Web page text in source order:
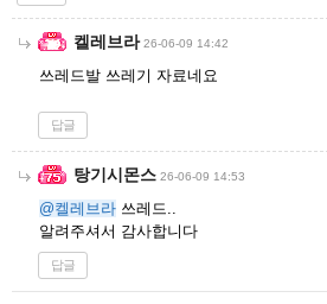
켈레브라 26-06-09 14:42
쓰레드발 쓰레기 자료네요
답글
탕기시몬스 26-06-09 14:53
@켈레브라 쓰레드..
알려주셔서 감사합니다
답글